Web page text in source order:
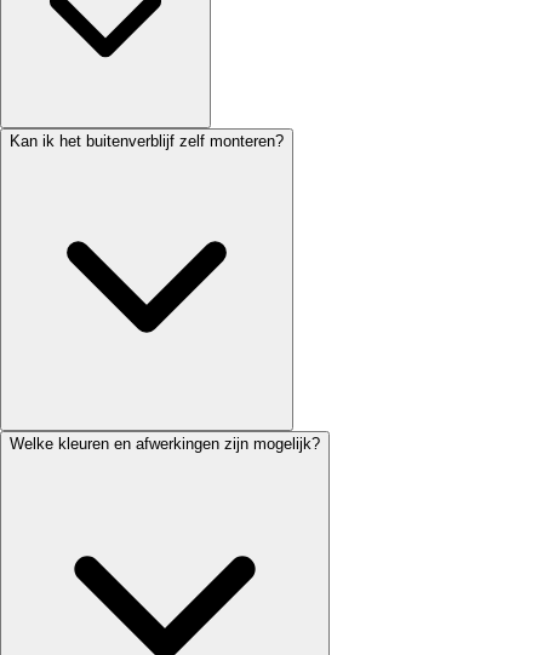
Kan ik het buitenverblijf zelf monteren?
Welke kleuren en afwerkingen zijn mogelijk?